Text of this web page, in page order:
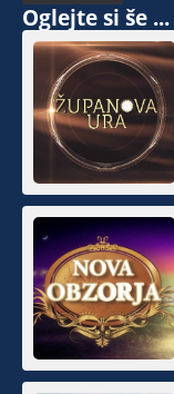
Oglejte si še ...